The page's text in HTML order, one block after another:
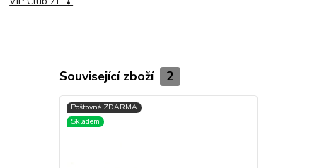
Související zboží 2